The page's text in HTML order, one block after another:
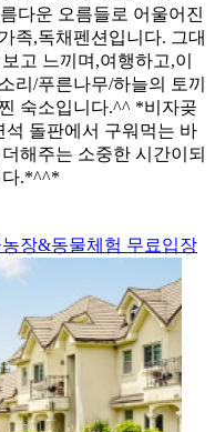
다운 오름들로 어울어진
족,독채펜션입니다. 그대
고 느끼며,여행하고,이
리/푸른나무/하늘의 토끼
숙소입니다.^^ *비자곶
돌판에서 구워먹는 바
해주는 소중한 시간이되
다.*^^*
장&동물체험 무료입장